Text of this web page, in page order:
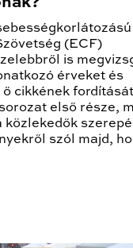
(ECF)
is
érveket és
cikkének fordítását
első része,
közlekedők
szól majd,